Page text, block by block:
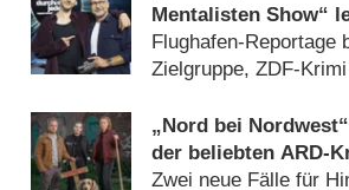
Mentalisten Show“
überzeugenden
Flughafen-Reportage
Zielgruppe, ZDF-Krimi
„Nord bei
der beliebten ARD-
TV-Premiere in Sicht
Zwei neue Fälle für